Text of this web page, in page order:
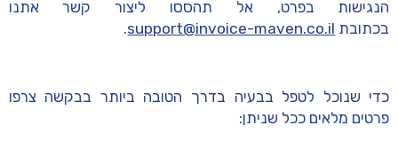
הנגישות בפרט, אל תהססו ליצור קשר אתנו
בכתובת support@invoice-maven.co.il
.
כדי שנוכל לטפל בבעיה בדרך הטובה ביותר בבקשה צרפו
פרטים מלאים ככל שניתן: